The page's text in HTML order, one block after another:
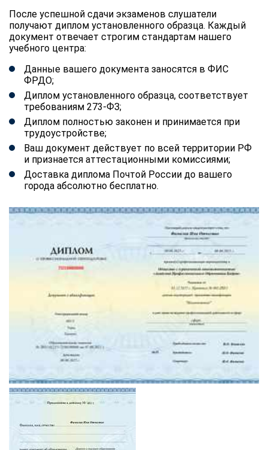
После успешной сдачи экзаменов слушатели
получают диплом установленного образца. Каждый
документ отвечает строгим стандартам нашего
учебного центра:
Данные вашего документа заносятся в ФИС
ФРДО;
Диплом установленного образца, соответствует
требованиям 273-ФЗ;
Диплом полностью законен и принимается при
трудоустройстве;
Ваш документ действует по всей территории РФ
и признается аттестационными комиссиями;
Доставка диплома Почтой России до вашего
города абсолютно бесплатно.